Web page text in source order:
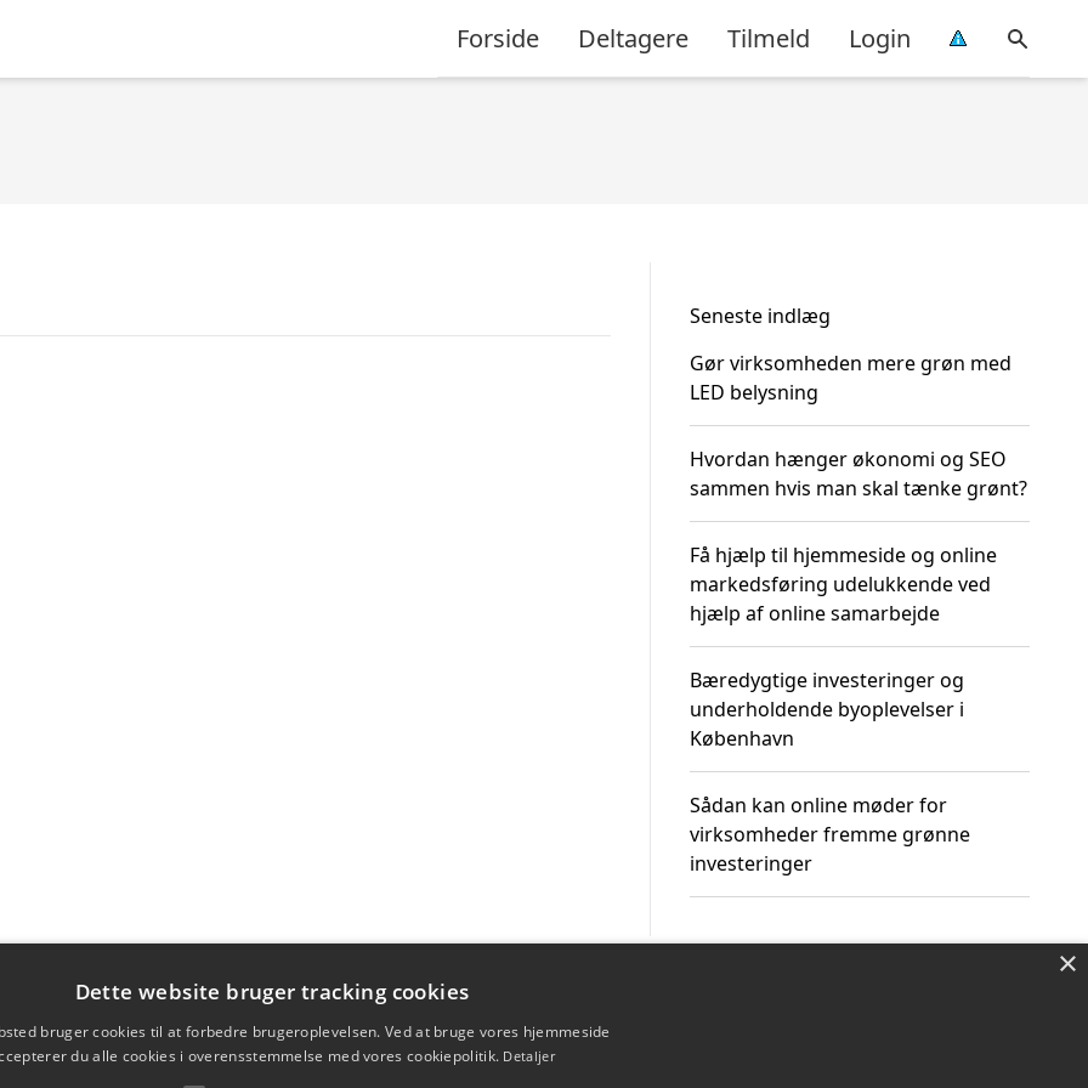
Forside Deltagere Tilmeld Login
Seneste indlæg
Gør virksomheden mere grøn med
LED belysning
Hvordan hænger økonomi og SEO
sammen hvis man skal tænke grønt?
Få hjælp til hjemmeside og online
markedsføring udelukkende ved
hjælp af online samarbejde
Bæredygtige investeringer og
underholdende byoplevelser i
København
Sådan kan online møder for
virksomheder fremme grønne
investeringer
×
Dette website bruger tracking cookies
bruger cookies til at forbedre brugeroplevelsen. Ved at bruge vores hjemmeside
du alle cookies i overensstemmelse med vores cookiepolitik. Detaljer